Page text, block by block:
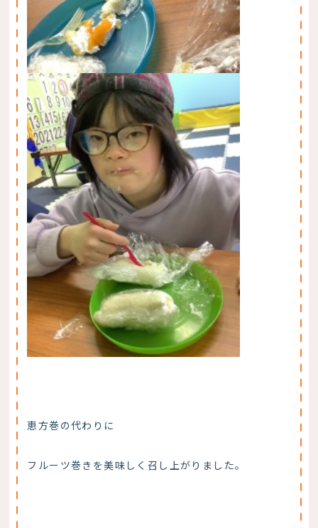
恵方巻の代わりに
フルーツ巻きを美味しく召し上がりました。